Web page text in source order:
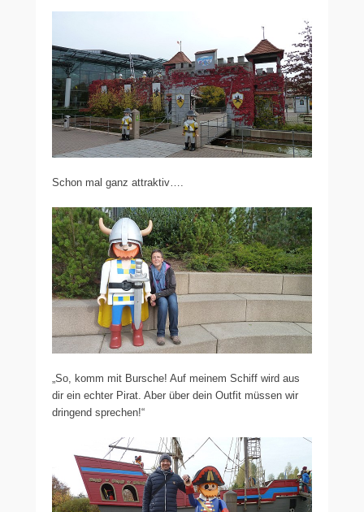
Schon mal ganz attraktiv….
„So, komm mit Bursche! Auf meinem Schiff wird aus
dir ein echter Pirat. Aber über dein Outfit müssen wir
dringend sprechen!“